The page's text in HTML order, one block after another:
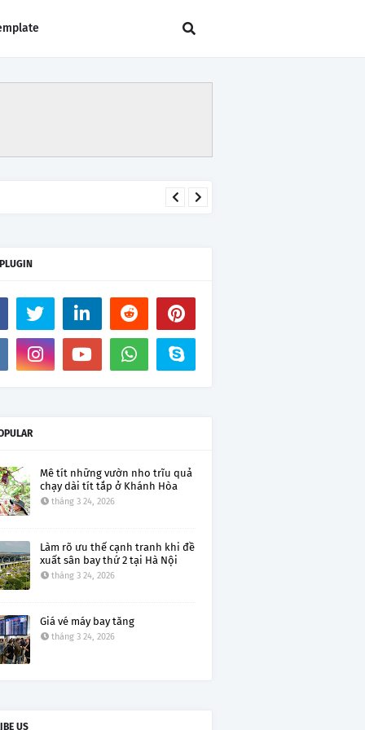
Mê tít những vườn nho trĩu quả
chạy dài tít tắp ở Khánh Hòa
tháng 3 24, 2026
Làm rõ ưu thế cạnh tranh khi đề
xuất sân bay thứ 2 tại Hà Nội
tháng 3 24, 2026
Giá vé máy bay tăng
tháng 3 24, 2026
US